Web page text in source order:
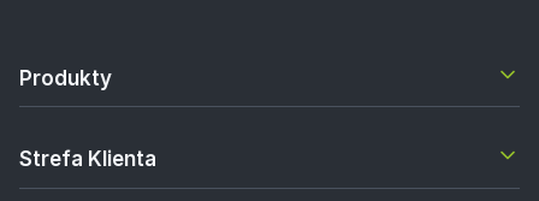
Produkty
Strefa Klienta